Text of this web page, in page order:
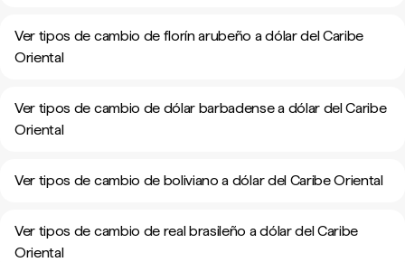
Ver tipos de cambio de florín arubeño a dólar del Caribe
Oriental
Ver tipos de cambio de dólar barbadense a dólar del Caribe
Oriental
Ver tipos de cambio de boliviano a dólar del Caribe Oriental
Ver tipos de cambio de real brasileño a dólar del Caribe
Oriental